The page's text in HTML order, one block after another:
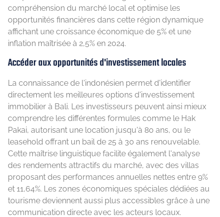
compréhension du marché local et optimise les
opportunités financières dans cette région dynamique
affichant une croissance économique de 5% et une
inflation maîtrisée à 2,5% en 2024.
Accéder aux opportunités d'investissement locales
La connaissance de l'indonésien permet d'identifier
directement les meilleures options d'investissement
immobilier à Bali. Les investisseurs peuvent ainsi mieux
comprendre les différentes formules comme le Hak
Pakai, autorisant une location jusqu'à 80 ans, ou le
leasehold offrant un bail de 25 à 30 ans renouvelable.
Cette maîtrise linguistique facilite également l'analyse
des rendements attractifs du marché, avec des villas
proposant des performances annuelles nettes entre 9%
et 11,64%. Les zones économiques spéciales dédiées au
tourisme deviennent aussi plus accessibles grâce à une
communication directe avec les acteurs locaux.